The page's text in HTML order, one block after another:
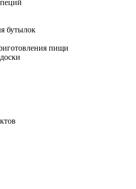
бутылок
пищи